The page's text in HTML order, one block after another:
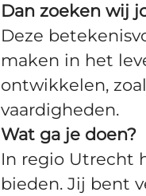
Dan zoeken wij
Deze
maken in het
ontwikkelen,
vaardigheden.
Wat ga je doen?
In regio Utrecht
bieden. Jij bent